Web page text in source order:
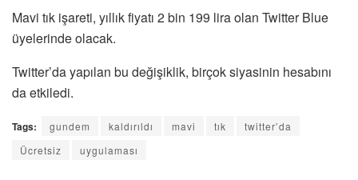
Mavi tık işareti, yıllık fiyatı 2 bin 199 lira olan Twitter Blue
üyelerinde olacak.
Twitter’da yapılan bu değişiklik, birçok siyasinin hesabını
da etkiledi.
Tags: gundem kaldırıldı mavi tık
twitter’da
Ücretsiz
uygulaması